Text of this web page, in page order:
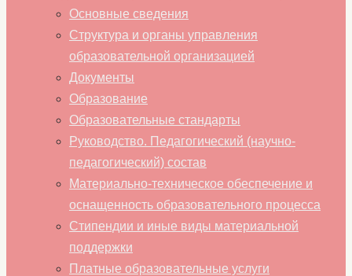
содержимомуОсновные сведения
Структура и органы управления
образовательной организацией
Документы
Образование
Образовательные стандарты
Руководство. Педагогический (научно-
педагогический) состав
Материально-техническое обеспечение и
оснащенность образовательного процесса
Стипендии и иные виды материальной
поддержки
Платные образовательные услуги